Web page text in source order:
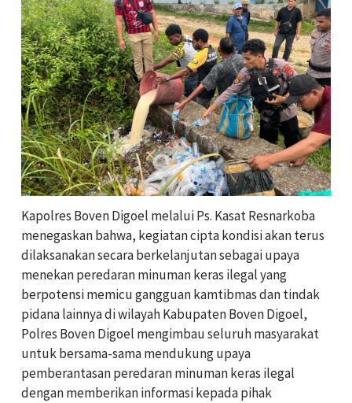
Kapolres Boven Digoel melalui Ps. Kasat Resnarkoba
menegaskan bahwa, kegiatan cipta kondisi akan terus
dilaksanakan secara berkelanjutan sebagai upaya
menekan peredaran minuman keras ilegal yang
berpotensi memicu gangguan kamtibmas dan tindak
pidana lainnya di wilayah Kabupaten Boven Digoel,
Polres Boven Digoel mengimbau seluruh masyarakat
untuk bersama-sama mendukung upaya
pemberantasan peredaran minuman keras ilegal
dengan memberikan informasi kepada pihak